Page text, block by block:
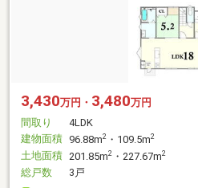
3,430万円・ 3,480万円
間取り
4LDK
建物面積 96.88m2 ・109.5m2
土地面積 201.85m2 ・227.67m2
総戸数
3戸